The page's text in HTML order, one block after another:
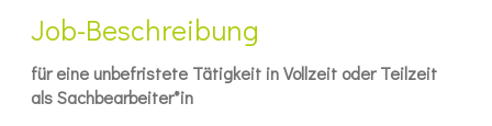
Job-Beschreibung
für eine unbefristete Tätigkeit in Vollzeit oder Teilzeit
als Sachbearbeiter*in